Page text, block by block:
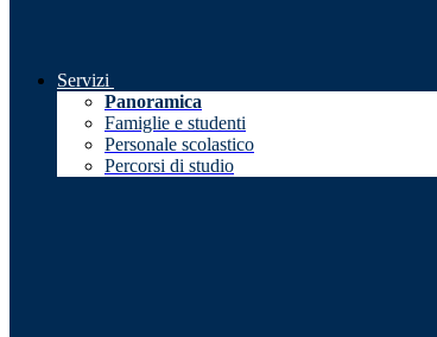
Servizi
Panoramica
Famiglie e studenti
Personale scolastico
Percorsi di studio